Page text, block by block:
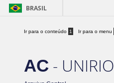
BRASIL
Ir para o conteúdo 1 Ir para o menu
AC - UNIRIO